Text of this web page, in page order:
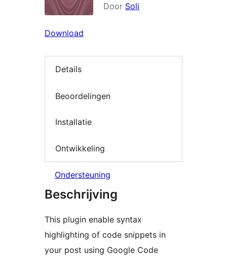
Door Soli
Download
Details
Beoordelingen
Installatie
Ontwikkeling
Ondersteuning
Beschrijving
This plugin enable syntax
highlighting of code snippets in
your post using Google Code